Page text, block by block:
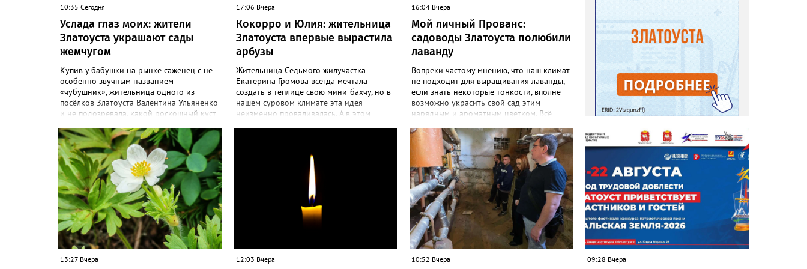
10:35 Сегодня
Услада глаз моих: жители
Златоуста украшают сады
жемчугом
Купив у бабушки на рынке саженец с не
особенно звучным названием
«чубушник», жительница одного из
посёлков Златоуста Валентина Ульяненко
и не подозревала, какой роскошный куст
жасмина! «Златоуст.инфо» узнал
особенности ухода за этим кустарником.
«Всем своим подругам и коллегам
посоветовала непременно посадить
чубушник, и его становится в нашем
городе всё больше, - рассказала нашему
порталу Валентина. – У меня растёт, на
мой взгляд, самый красивый сорт –
«Жемчуг». Моему кусту (на фото) четыре
года, достаточно компактный. Махровые
цветки - диаметром шесть сантиметров.
Oчень ароматный, что редко встречается
17:06 Вчера
Кокорро и Юлия: жительница
Златоуста впервые вырастила
арбузы
Жительница Седьмого жилучастка
Екатерина Громова всегда мечтала
создать в теплице свою мини-бахчу, но в
нашем суровом климате эта идея
неизменно проваливалась. А в этом
полакомиться пусть маленьким, но своим
арбузиком, всё мимо: вырастали до
размера бобов и отваливались, -
поделилась со «Златоуст.инфо» садовод.
– В этом году посадила сорт так
называемых северных арбузов – «Юлия»,
а также «Коккоро» (он жёлтый и, говорят,
из-под овощей или авоськах,
16:04 Вчера
Мой личный Прованс:
садоводы Златоуста полюбили
лаванду
Вопреки частому мнению, что наш климат
не подходит для выращивания лаванды,
если знать некоторые тонкости, вполне
возможно украсить свой сад этим
нарядным и ароматным цветком. Всё
разводить лаванду за её особую эстетику
и дивный запах. «Златоуст.инфо» узнал
об успешном опыте местных дачниц. «Я
вырастила лаванду нежно-сиреневого
красивого цвета из семян (на фото), -
отметила «Златоуст.инфо» хозяйка
частного дома Екатерина Бойко. –
Посадила вдоль забора, потому что
низины этот цветок не любит. Вот уже
второй год растет и радует меня. Соседи
просят саженцы: аромат и до них
в пучки, сушу – получаются букеты и саше
13:27 Вчера 12:03 Вчера 10:52 Вчера 09:28 Вчера